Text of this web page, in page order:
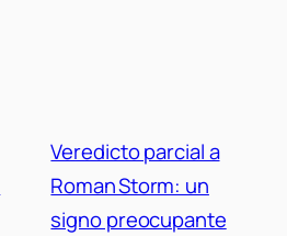
Veredicto parcial a
Roman Storm: un
signo preocupante